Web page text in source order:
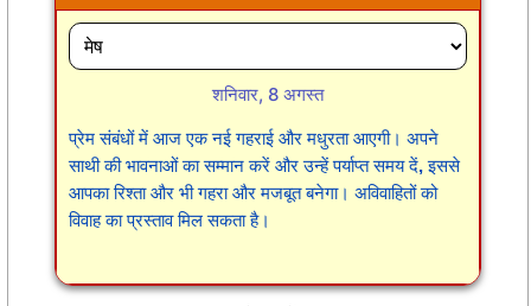
शनिवार, 8 अगस्त
प्रेम संबंधों में आज एक नई गहराई और मधुरता आएगी। अपने
साथी की भावनाओं का सम्मान करें और उन्हें पर्याप्त समय दें, इससे
आपका रिश्ता और भी गहरा और मजबूत बनेगा। अविवाहितों को
विवाह का प्रस्ताव मिल सकता है।